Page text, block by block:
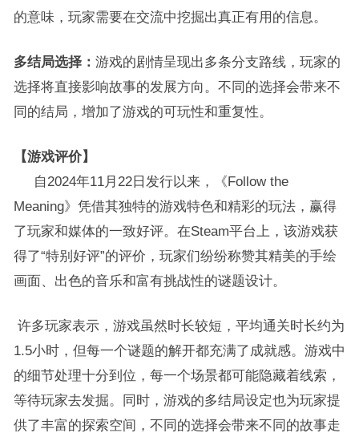
的意味，玩家需要在交流中挖掘出真正有用的信息。
多结局选择： 游戏的剧情呈现出多条分支路线，玩家的
选择将直接影响故事的发展方向。不同的选择会带来不
同的结局，增加了游戏的可玩性和重复性。
【游戏评价】
自2024年11月22日发行以来，《Follow the
Meaning》凭借其独特的游戏特色和精彩的玩法，赢得
了玩家和媒体的一致好评。在Steam平台上，该游戏获
得了“特别好评”的评价，玩家们纷纷称赞其精美的手绘
画面、出色的音乐和富有挑战性的谜题设计。
许多玩家表示，游戏虽然时长较短，平均通关时长约为
1.5小时，但每一个谜题的解开都充满了成就感。游戏中
的细节处理十分到位，每一个场景都可能隐藏着线索，
等待玩家去发掘。同时，游戏的多结局设定也为玩家提
供了丰富的探索空间，不同的选择会带来不同的故事走